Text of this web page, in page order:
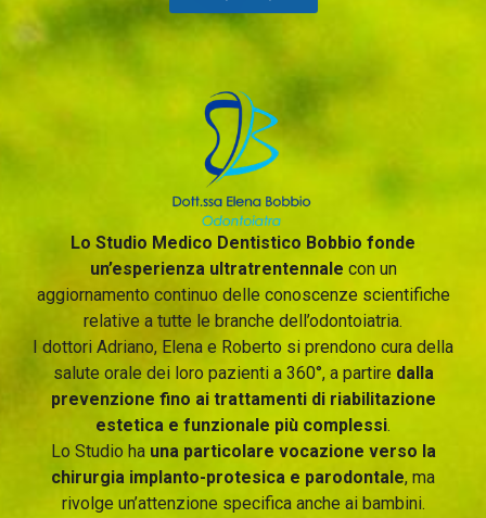
Lo Studio Medico Dentistico Bobbio fonde
un’esperienza ultratrentennale con un
aggiornamento continuo delle conoscenze scientifiche
relative a tutte le branche dell’odontoiatria.
I dottori Adriano, Elena e Roberto si prendono cura della
salute orale dei loro pazienti a 360°, a partire dalla
prevenzione fino ai trattamenti di riabilitazione
estetica e funzionale più complessi.
Lo Studio ha una particolare vocazione verso la
chirurgia implanto-protesica e parodontale, ma
rivolge un’attenzione specifica anche ai bambini.